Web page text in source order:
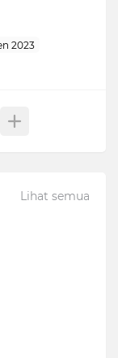
2023
Lihat semua